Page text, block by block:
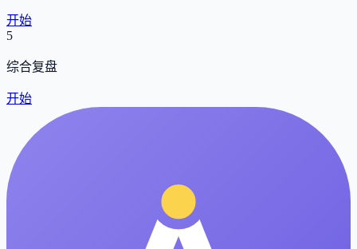
开始
5
综合复盘
开始